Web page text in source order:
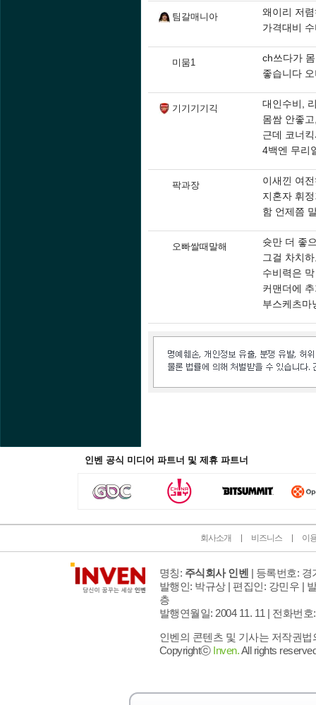
팀갈매니아
왜이리 저
가격대비
미뭄1
ch쓰다가
좋습니다
기기기기긱
대인수비,
몸쌈 안좋
근데 코너
4백엔 무리
팍과장
이새낀 여
지혼자 휘
함 언제쯤
오빠쌀때말해
슛만 더 좋
그걸 차치
수비력은
커맨더에
부스케츠마
인벤 공식 미디어 파트너 및 제휴 파트너
회사소개 비즈니스 이
명칭: 주식회사 인벤 | 등록번호: 경
발행인: 박규상 | 편집인: 강민우 |
층
발행연월일: 2004 11. 11 | 전화번호
인벤의 콘텐츠 및 기사는 저작권
Copyrightⓒ Inven.All rights